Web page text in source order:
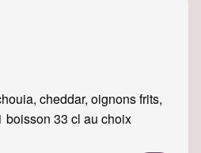
cheddar, oignons frits,
boisson 33 cl au choix